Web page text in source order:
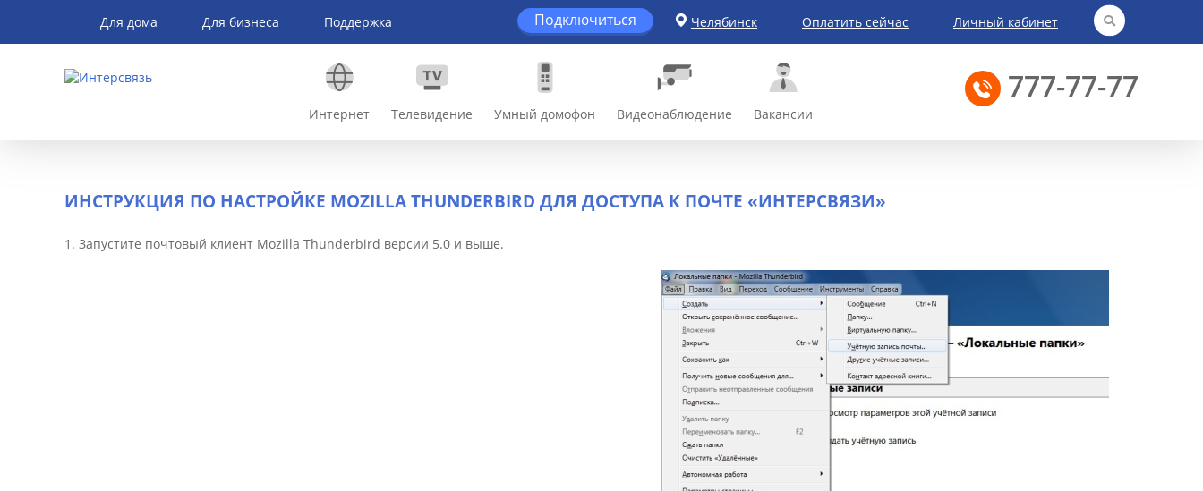
Для дома Для бизнеса Поддержка Подключиться Челябинск Оплатить сейчас Личный кабинет
Интернет Телевидение Умный домофон Видеонаблюдение Вакансии
777-77-77
ИНСТРУКЦИЯ ПО НАСТРОЙКЕ MOZILLA THUNDERBIRD ДЛЯ ДОСТУПА К ПОЧТЕ «ИНТЕРСВЯЗИ»
1. Запустите почтовый клиент Mozilla Thunderbird версии 5.0 и выше.